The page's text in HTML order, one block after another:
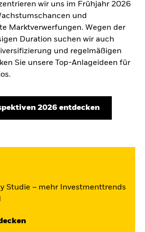
wir uns im Frühjahr 2026
und
Marktverwerfungen. Wegen der
Duration suchen wir auch
und regelmäßigen
Sie unsere Top-Anlageideen für
2026 entdecken
Studie – mehr Investmenttrends